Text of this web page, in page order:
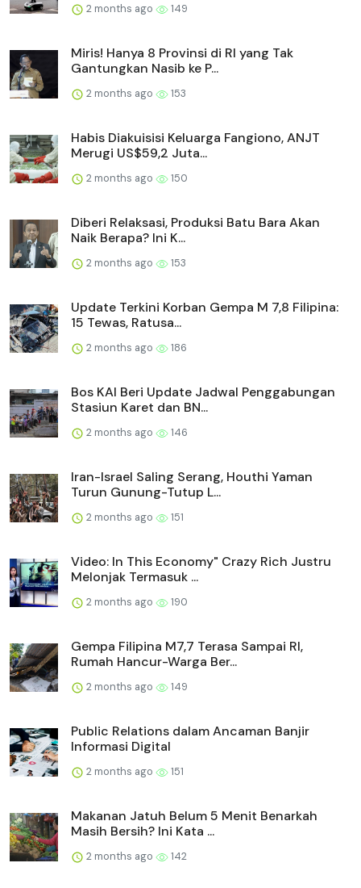
2 months ago 149
Miris! Hanya 8 Provinsi di RI yang Tak
Gantungkan Nasib ke P...
2 months ago 153
Habis Diakuisisi Keluarga Fangiono, ANJT
Merugi US$59,2 Juta...
2 months ago 150
Diberi Relaksasi, Produksi Batu Bara Akan
Naik Berapa? Ini K...
2 months ago 153
Update Terkini Korban Gempa M 7,8 Filipina:
15 Tewas, Ratusa...
2 months ago 186
Bos KAI Beri Update Jadwal Penggabungan
Stasiun Karet dan BN...
2 months ago 146
Iran-Israel Saling Serang, Houthi Yaman
Turun Gunung-Tutup L...
2 months ago 151
Video: In This Economy" Crazy Rich Justru
Melonjak Termasuk ...
2 months ago 190
Gempa Filipina M7,7 Terasa Sampai RI,
Rumah Hancur-Warga Ber...
2 months ago 149
Public Relations dalam Ancaman Banjir
Informasi Digital
2 months ago 151
Makanan Jatuh Belum 5 Menit Benarkah
Masih Bersih? Ini Kata ...
2 months ago 142